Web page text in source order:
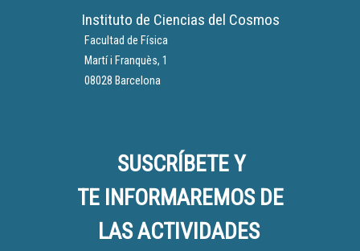
Instituto de Ciencias del Cosmos
Facultad de Física
Martí i Franquès, 1
08028 Barcelona
SUSCRÍBETE Y
TE INFORMAREMOS DE
LAS ACTIVIDADES